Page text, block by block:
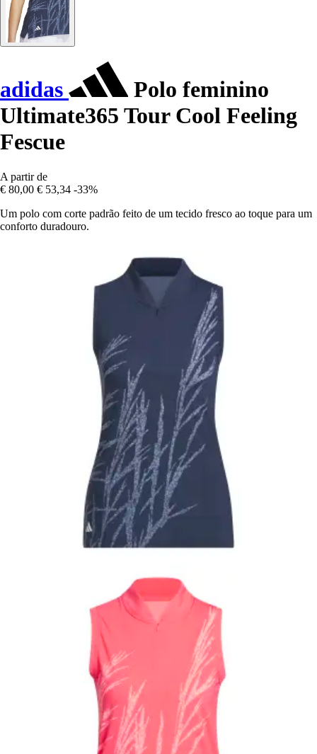
adidas
Polo feminino
Ultimate365 Tour Cool Feeling
Fescue
A partir de
€ 80,00 € 53,34 -33%
Um polo com corte padrão feito de um tecido fresco ao toque para um
conforto duradouro.